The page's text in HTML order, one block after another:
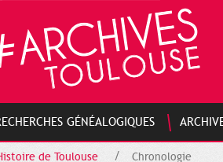
GÉNÉALOGIQUES
de Toulouse Chronologie
cookies